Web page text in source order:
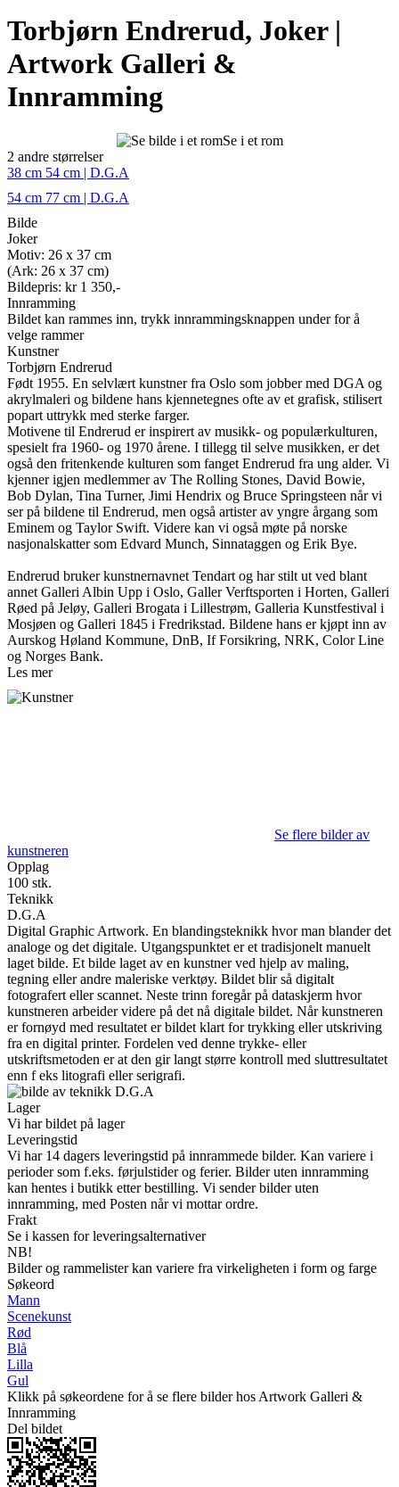
Torbjørn Endrerud, Joker |
Artwork Galleri &
Innramming
Se i et rom
2 andre størrelser
38 cm 54 cm | D.G.A
54 cm 77 cm | D.G.A
Bilde
Joker
Motiv: 26 x 37 cm
(Ark: 26 x 37 cm)
Bildepris: kr 1 350,-
Innramming
Bildet kan rammes inn, trykk innrammingsknappen under for å
velge rammer
Kunstner
Torbjørn Endrerud
Født 1955. En selvlært kunstner fra Oslo som jobber med DGA og
akrylmaleri og bildene hans kjennetegnes ofte av et grafisk, stilisert
popart uttrykk med sterke farger.
Motivene til Endrerud er inspirert av musikk- og populærkulturen,
spesielt fra 1960- og 1970 årene. I tillegg til selve musikken, er det
også den fritenkende kulturen som fanget Endrerud fra ung alder. Vi
kjenner igjen medlemmer av The Rolling Stones, David Bowie,
Bob Dylan, Tina Turner, Jimi Hendrix og Bruce Springsteen når vi
ser på bildene til Endrerud, men også artister av yngre årgang som
Eminem og Taylor Swift. Videre kan vi også møte på norske
nasjonalskatter som Edvard Munch, Sinnataggen og Erik Bye.
Endrerud bruker kunstnernavnet Tendart og har stilt ut ved blant
annet Galleri Albin Upp i Oslo, Galler Verftsporten i Horten, Galleri
Røed på Jeløy, Galleri Brogata i Lillestrøm, Galleria Kunstfestival i
Mosjøen og Galleri 1845 i Fredrikstad. Bildene hans er kjøpt inn av
Aurskog Høland Kommune, DnB, If Forsikring, NRK, Color Line
og Norges Bank.
Les mer
Se flere bilder av
kunstneren
Opplag
100 stk.
Teknikk
D.G.A
Digital Graphic Artwork. En blandingsteknikk hvor man blander det
analoge og det digitale. Utgangspunktet er et tradisjonelt manuelt
laget bilde. Et bilde laget av en kunstner ved hjelp av maling,
tegning eller andre maleriske verktøy. Bildet blir så digitalt
fotografert eller scannet. Neste trinn foregår på dataskjerm hvor
kunstneren arbeider videre på det nå digitale bildet. Når kunstneren
er fornøyd med resultatet er bildet klart for trykking eller utskriving
fra en digital printer. Fordelen ved denne trykke- eller
utskriftsmetoden er at den gir langt større kontroll med sluttresultatet
enn f eks litografi eller serigrafi.
Lager
Vi har bildet på lager
Leveringstid
Vi har 14 dagers leveringstid på innrammede bilder. Kan variere i
perioder som f.eks. førjulstider og ferier. Bilder uten innramming
kan hentes i butikk etter bestilling. Vi sender bilder uten
innramming, med Posten når vi mottar ordre.
Frakt
Se i kassen for leveringsalternativer
NB!
Bilder og rammelister kan variere fra virkeligheten i form og farge
Søkeord
Mann
Scenekunst
Rød
Blå
Lilla
Gul
Klikk på søkeordene for å se flere bilder hos Artwork Galleri &
Innramming
Del bildet